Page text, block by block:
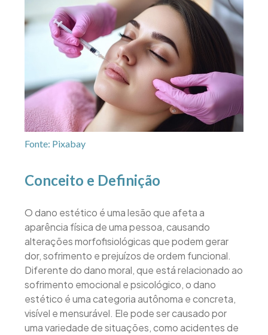
Fonte: Pixabay
Conceito e Definição
O dano estético é uma lesão que afeta a
aparência física de uma pessoa, causando
alterações morfofisiológicas que podem gerar
dor, sofrimento e prejuízos de ordem funcional.
Diferente do dano moral, que está relacionado ao
sofrimento emocional e psicológico, o dano
estético é uma categoria autônoma e concreta,
visível e mensurável. Ele pode ser causado por
uma variedade de situações, como acidentes de